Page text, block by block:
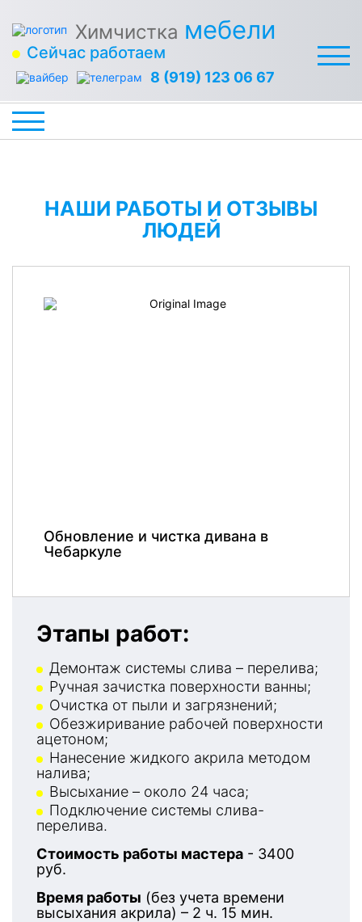
Химчистка мебели
Сейчас работаем
8 (919) 123 06 67
НАШИ РАБОТЫ И ОТЗЫВЫ
ЛЮДЕЙ
Обновление и чистка дивана в
Чебаркуле
Этапы работ:
Демонтаж системы слива – перелива;
Ручная зачистка поверхности ванны;
Очистка от пыли и загрязнений;
Обезжиривание рабочей поверхности
ацетоном;
Нанесение жидкого акрила методом
налива;
Высыхание – около 24 часа;
Подключение системы слива-
перелива.
Стоимость работы мастера - 3400
руб.
Время работы (без учета времени
высыхания акрила) – 2 ч. 15 мин.